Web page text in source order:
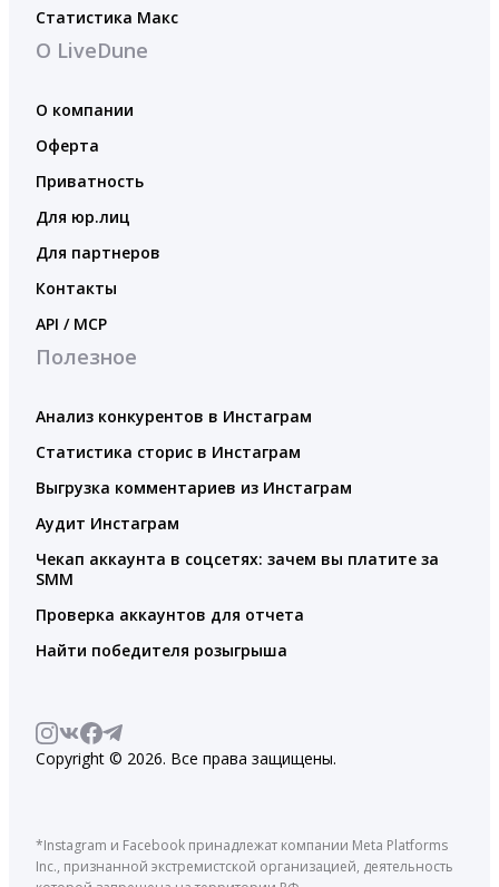
Статистика Макс
О LiveDune
О компании
Оферта
Приватность
Для юр.лиц
Для партнеров
Контакты
API / MCP
Полезное
Анализ конкурентов в Инстаграм
Статистика сторис в Инстаграм
Выгрузка комментариев из Инстаграм
Аудит Инстаграм
Чекап аккаунта в соцсетях: зачем вы платите за
SMM
Проверка аккаунтов для отчета
Найти победителя розыгрыша
Copyright © 2026. Все права защищены.
*Instagram и Facebook принадлежат компании Meta Platforms
Inc., признанной экстремистской организацией, деятельность